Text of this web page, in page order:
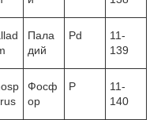
Пала
дий
Pd
11-
139
Фосф
ор
P
11-
140